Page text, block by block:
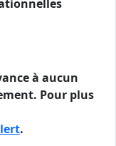
à aucun
Pour plus
.